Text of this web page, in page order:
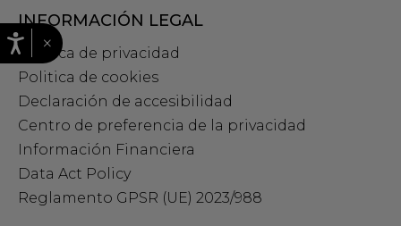
INFORMACIÓN LEGAL
Política de privacidad
Politica de cookies
Declaración de accesibilidad
Centro de preferencia de la privacidad
Información Financiera
Data Act Policy
Reglamento GPSR (UE) 2023/988
×